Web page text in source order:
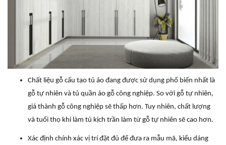
Chất liệu gỗ cấu tạo tủ áo đang được sử dụng phổ biến nhất là
gỗ tự nhiên và tủ quần áo gỗ công nghiệp. So với gỗ tự nhiên,
giá thành gỗ công nghiệp sẽ thấp hơn. Tuy nhiên, chất lượng
và tuổi thọ khi làm tủ kịch trần làm từ gỗ tự nhiên sẽ cao hơn.
Xác định chính xác vị trí đặt đủ để đưa ra mẫu mã, kiểu dáng